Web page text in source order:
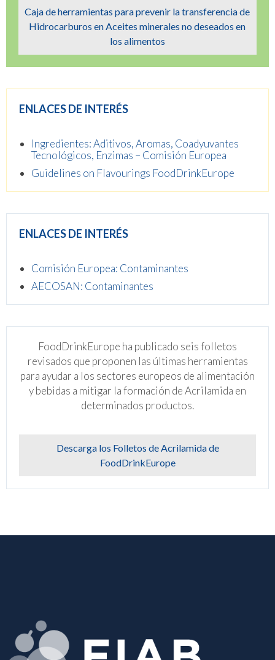
Caja de herramientas para prevenir la transferencia de
Hidrocarburos en Aceites minerales no deseados en
los alimentos
ENLACES DE INTERÉS
Ingredientes: Aditivos, Aromas, Coadyuvantes
Tecnológicos, Enzimas – Comisión Europea
Guidelines on Flavourings FoodDrinkEurope
ENLACES DE INTERÉS
Comisión Europea: Contaminantes
AECOSAN: Contaminantes
FoodDrinkEurope ha publicado seis folletos
revisados que proponen las últimas herramientas
para ayudar a los sectores europeos de alimentación
y bebidas a mitigar la formación de Acrilamida en
determinados productos.
Descarga los Folletos de Acrilamida de
FoodDrinkEurope